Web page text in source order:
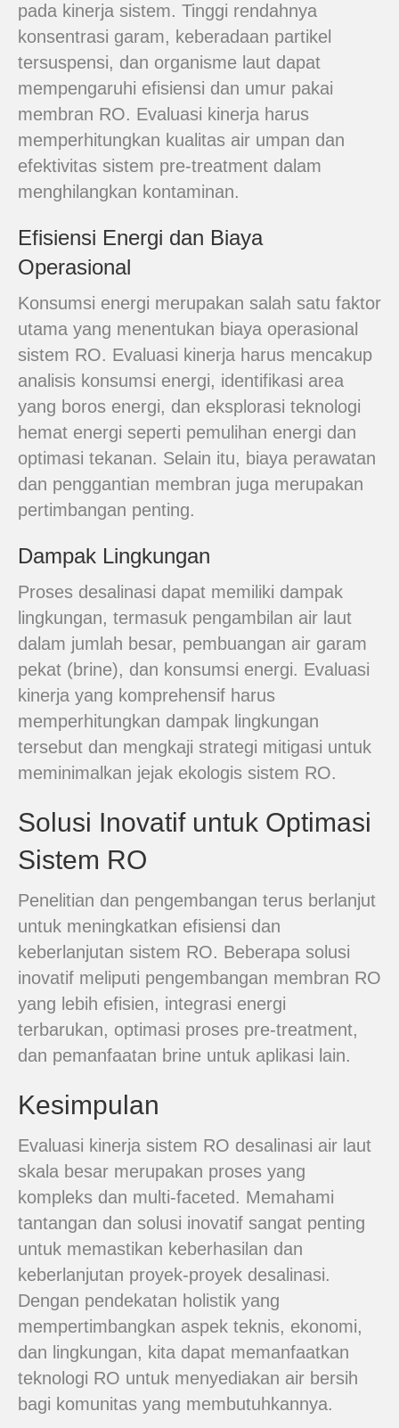
pada kinerja sistem. Tinggi rendahnya
konsentrasi garam, keberadaan partikel
tersuspensi, dan organisme laut dapat
mempengaruhi efisiensi dan umur pakai
membran RO. Evaluasi kinerja harus
memperhitungkan kualitas air umpan dan
efektivitas sistem pre-treatment dalam
menghilangkan kontaminan.
Efisiensi Energi dan Biaya
Operasional
Konsumsi energi merupakan salah satu faktor
utama yang menentukan biaya operasional
sistem RO. Evaluasi kinerja harus mencakup
analisis konsumsi energi, identifikasi area
yang boros energi, dan eksplorasi teknologi
hemat energi seperti pemulihan energi dan
optimasi tekanan. Selain itu, biaya perawatan
dan penggantian membran juga merupakan
pertimbangan penting.
Dampak Lingkungan
Proses desalinasi dapat memiliki dampak
lingkungan, termasuk pengambilan air laut
dalam jumlah besar, pembuangan air garam
pekat (brine), dan konsumsi energi. Evaluasi
kinerja yang komprehensif harus
memperhitungkan dampak lingkungan
tersebut dan mengkaji strategi mitigasi untuk
meminimalkan jejak ekologis sistem RO.
Solusi Inovatif untuk Optimasi
Sistem RO
Penelitian dan pengembangan terus berlanjut
untuk meningkatkan efisiensi dan
keberlanjutan sistem RO. Beberapa solusi
inovatif meliputi pengembangan membran RO
yang lebih efisien, integrasi energi
terbarukan, optimasi proses pre-treatment,
dan pemanfaatan brine untuk aplikasi lain.
Kesimpulan
Evaluasi kinerja sistem RO desalinasi air laut
skala besar merupakan proses yang
kompleks dan multi-faceted. Memahami
tantangan dan solusi inovatif sangat penting
untuk memastikan keberhasilan dan
keberlanjutan proyek-proyek desalinasi.
Dengan pendekatan holistik yang
mempertimbangkan aspek teknis, ekonomi,
dan lingkungan, kita dapat memanfaatkan
teknologi RO untuk menyediakan air bersih
bagi komunitas yang membutuhkannya.